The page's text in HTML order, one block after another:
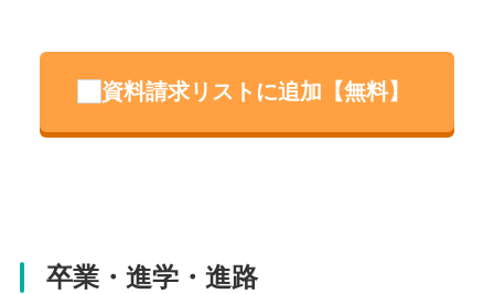
資料請求リストに追加【無料】
卒業・進学・進路